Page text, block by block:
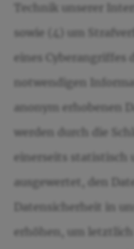
Technik unserer
sowie (4) um
eines Cyberangriffes
notwendigen
anonym erhobenen
werden durch die
einerseits statistisch
ausgewertet, den
Datensicherheit in
erhöhen, um letztlich